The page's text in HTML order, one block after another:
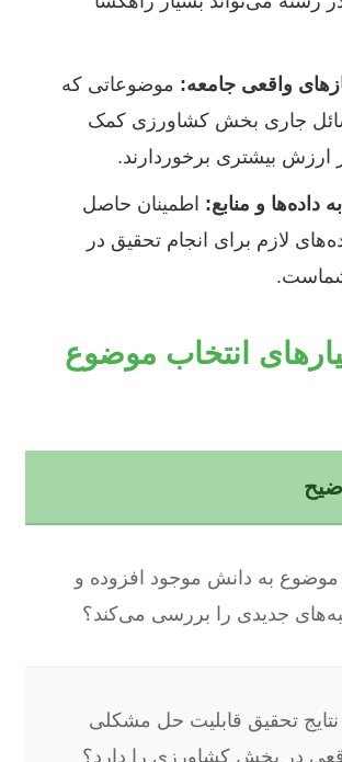
واقعی جامعه: موضوعاتی که
جاری بخش کشاورزی کمک
ارزش بیشتری برخوردارند.
داده‌ها و منابع: اطمینان حاصل
لازم برای انجام تحقیق در
انتخاب موضوع
موضوع به دانش موجود افزوده و
جدیدی را بررسی می‌کند؟
نتایج تحقیق قابلیت حل مشکلی
در بخش کشاورزی را دارد؟